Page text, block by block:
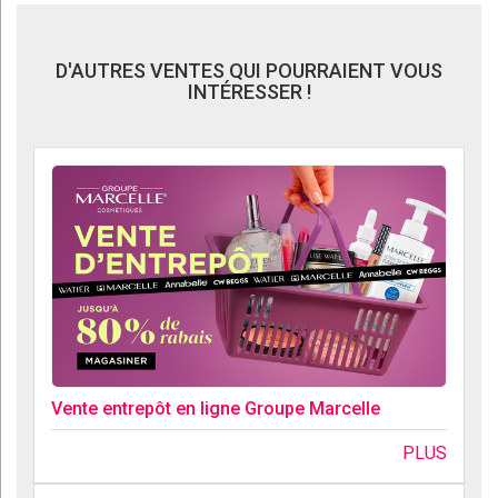
D'AUTRES VENTES QUI POURRAIENT VOUS
INTÉRESSER !
Vente entrepôt en ligne Groupe Marcelle
PLUS